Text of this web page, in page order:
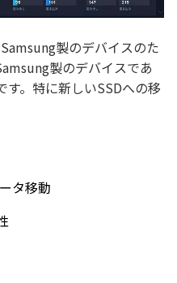
製のデバイスのた
製のデバイスであ
。特に新しいSSDへの移
タ移動